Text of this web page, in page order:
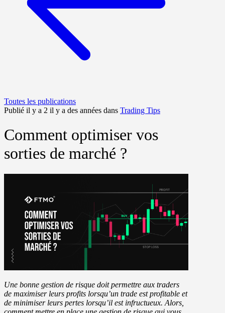
Toutes les publications
Publié il y a 2 il y a des années dans Trading Tips
Comment optimiser vos
sorties de marché ?
Une bonne gestion de risque doit permettre aux traders
de maximiser leurs profits lorsqu’un trade est profitable et
de minimiser leurs pertes lorsqu’il est infructueux. Alors,